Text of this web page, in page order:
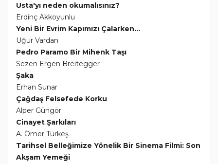
Usta'yı neden okumalısınız?
Erdinç Akkoyunlu
Yeni Bir Evrim Kapımızı Çalarken...
Uğur Vardan
Pedro Paramo Bir Mihenk Taşı
Sezen Ergen Breitegger
Şaka
Erhan Sunar
Çağdaş Felsefede Korku
Alper Güngör
Cinayet Şarkıları
A. Ömer Türkeş
Tarihsel Belleğimize Yönelik Bir Sinema Filmi: Son
Akşam Yemeği